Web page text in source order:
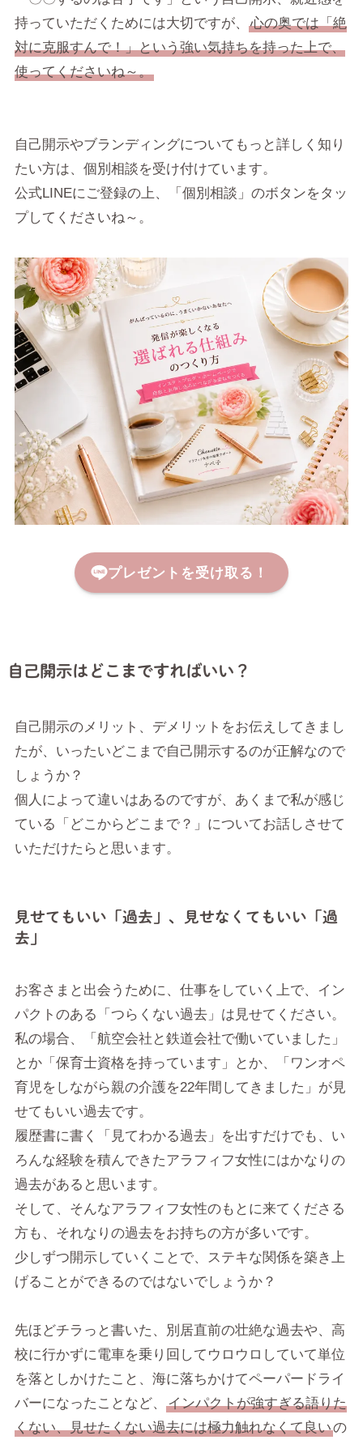
持っていただくためには大切ですが、
心の奥では「絶
対に克服すんで！」という強い気持ちを持った上で、
使ってくださいね～。
自己開示やブランディングについてもっと詳しく知り
たい方は、個別相談を受け付けています。
公式LINEにご登録の上、「個別相談」のボタンをタッ
プしてくださいね～。
プレゼントを受け取る！
自己開示はどこまですればいい？
自己開示のメリット、デメリットをお伝えしてきまし
たが、いったいどこまで自己開示するのが正解なので
しょうか？
個人によって違いはあるのですが、あくまで私が感じ
ている「どこからどこまで？」についてお話しさせて
いただけたらと思います。
見せてもいい「過去」、見せなくてもいい「過
去」
お客さまと出会うために、仕事をしていく上で、イン
パクトのある「つらくない過去」は見せてください。
私の場合、「航空会社と鉄道会社で働いていました」
とか「保育士資格を持っています」とか、「ワンオペ
育児をしながら親の介護を22年間してきました」が見
せてもいい過去です。
履歴書に書く「見てわかる過去」を出すだけでも、い
ろんな経験を積んできたアラフィフ女性にはかなりの
過去があると思います。
そして、そんなアラフィフ女性のもとに来てくださる
方も、それなりの過去をお持ちの方が多いです。
少しずつ開示していくことで、ステキな関係を築き上
げることができるのではないでしょうか？
先ほどチラっと書いた、別居直前の壮絶な過去や、高
校に行かずに電車を乗り回してウロウロしていて単位
を落としかけたこと、海に落ちかけてペーパードライ
バーになったことなど、
インパクトが強すぎる語りた
くない、見せたくない過去には極力触れなくて良いの